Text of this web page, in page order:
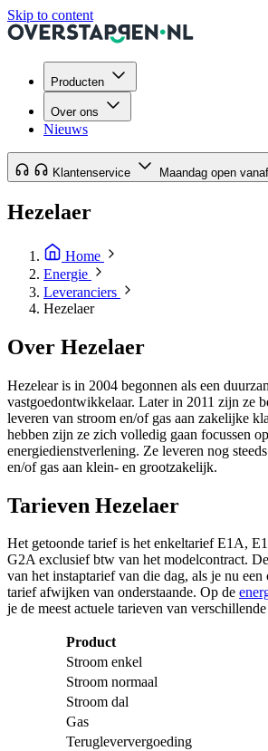
Skip to content
Producten
Over ons
Nieuws
Klantenservice Maandag open
Hezelaer
Home
Energie
Leveranciers
Hezelaer
Over Hezelaer
Hezelear is in 2004 begonnen als een
vastgoedontwikkelaar. Later in 2011 zijn ze
leveren van stroom en/of gas aan zakelijke
hebben zijn ze zich volledig gaan focussen
energiedienstverlening. Ze leveren nog
en/of gas aan klein- en grootzakelijk.
Tarieven Hezelaer
Het getoonde tarief is het enkeltarief E1A,
G2A exclusief btw van het modelcontract.
van het instaptarief van die dag, als je nu
tarief afwijken van onderstaande. Op de
je de meest actuele tarieven van
Product
Stroom enkel
Stroom normaal
Stroom dal
Gas
Terugleververgoeding